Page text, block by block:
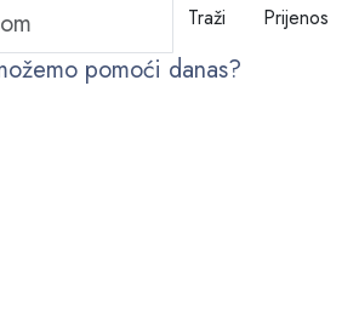
pomoći danas?